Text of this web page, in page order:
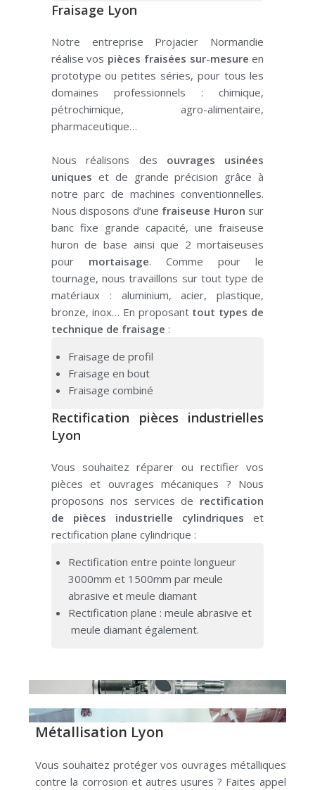
Fraisage Lyon
Notre entreprise Projacier Normandie
réalise vos pièces fraisées sur-mesure en
prototype ou petites séries, pour tous les
domaines professionnels : chimique,
pétrochimique, agro-alimentaire,
pharmaceutique…
Nous réalisons des ouvrages usinées
uniques et de grande précision grâce à
notre parc de machines conventionnelles.
Nous disposons d’une fraiseuse Huron sur
banc fixe grande capacité, une fraiseuse
huron de base ainsi que 2 mortaiseuses
pour mortaisage. Comme pour le
tournage, nous travaillons sur tout type de
matériaux : aluminium, acier, plastique,
bronze, inox… En proposant tout types de
technique de fraisage :
Fraisage de profil
Fraisage en bout
Fraisage combiné
Rectification pièces industrielles
Lyon
Vous souhaitez réparer ou rectifier vos
pièces et ouvrages mécaniques ? Nous
proposons nos services de rectification
de pièces industrielle cylindriques et
rectification plane cylindrique :
Rectification entre pointe longueur
3000mm et 1500mm par meule
abrasive et meule diamant
Rectification plane : meule abrasive et
meule diamant également.
Métallisation Lyon
Vous souhaitez protéger vos ouvrages métalliques
contre la corrosion et autres usures ? Faites appel